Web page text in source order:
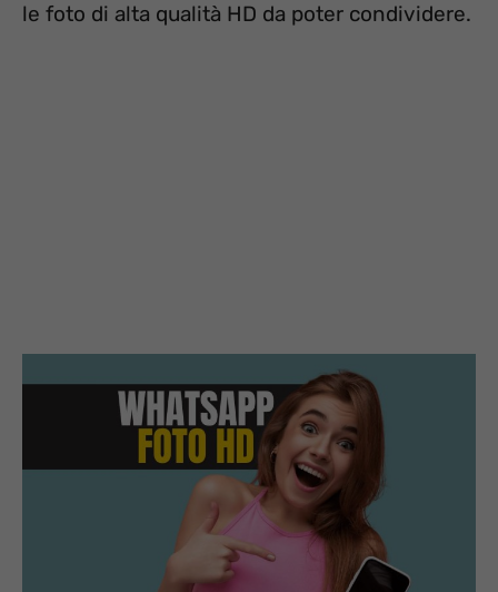
le foto di alta qualità HD da poter condividere.